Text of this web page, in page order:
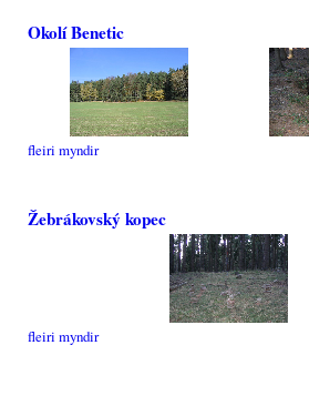
Okolí Benetic
fleiri myndir
Žebrákovský kopec
fleiri myndir